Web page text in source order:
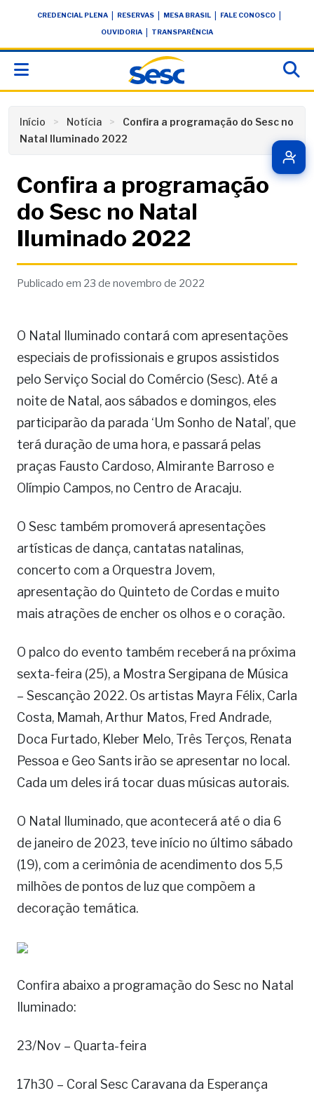
conteúdoCREDENCIAL PLENA RESERVAS MESA BRASIL FALE CONOSCO
OUVIDORIA TRANSPARÊNCIA
Início Notícia
Confira a programação do Sesc no
Natal Iluminado 2022
Confira a programação
do Sesc no Natal
Iluminado 2022
Publicado em 23 de novembro de 2022
O Natal Iluminado contará com apresentações
especiais de profissionais e grupos assistidos
pelo Serviço Social do Comércio (Sesc). Até a
noite de Natal, aos sábados e domingos, eles
participarão da parada ‘Um Sonho de Natal’, que
terá duração de uma hora, e passará pelas
praças Fausto Cardoso, Almirante Barroso e
Olímpio Campos, no Centro de Aracaju.
O Sesc também promoverá apresentações
artísticas de dança, cantatas natalinas,
concerto com a Orquestra Jovem,
apresentação do Quinteto de Cordas e muito
mais atrações de encher os olhos e o coração.
O palco do evento também receberá na próxima
sexta-feira (25), a Mostra Sergipana de Música
– Sescanção 2022. Os artistas Mayra Félix, Carla
Costa, Mamah, Arthur Matos, Fred Andrade,
Doca Furtado, Kleber Melo, Três Terços, Renata
Pessoa e Geo Sants irão se apresentar no local.
Cada um deles irá tocar duas músicas autorais.
O Natal Iluminado, que acontecerá até o dia 6
de janeiro de 2023, teve início no último sábado
(19), com a cerimônia de acendimento dos 5,5
milhões de pontos de luz que compõem a
decoração temática.
Confira abaixo a programação do Sesc no Natal
Iluminado:
23/Nov – Quarta-feira
17h30 – Coral Sesc Caravana da Esperança